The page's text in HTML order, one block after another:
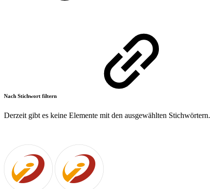
Nach Stichwort filtern
Derzeit gibt es keine Elemente mit den ausgewählten Stichwörtern.